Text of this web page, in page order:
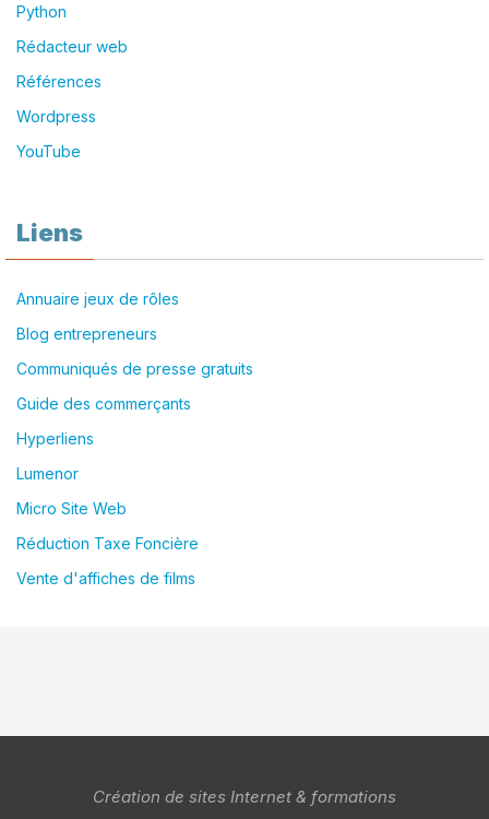
Python
Rédacteur web
Références
Wordpress
YouTube
Liens
Annuaire jeux de rôles
Blog entrepreneurs
Communiqués de presse gratuits
Guide des commerçants
Hyperliens
Lumenor
Micro Site Web
Réduction Taxe Foncière
Vente d'affiches de films
Création de sites Internet & formations